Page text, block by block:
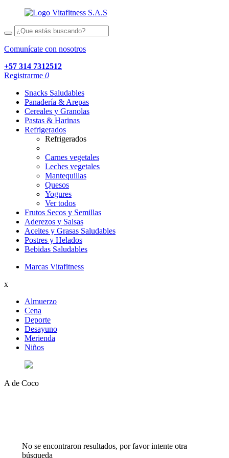
Comunícate con nosotros
+57 314 7312512
Registrarme 0
Snacks Saludables
Panadería & Arepas
Cereales y Granolas
Pastas & Harinas
Refrigerados
Refrigerados
Carnes vegetales
Leches vegetales
Mantequillas
Quesos
Yogures
Ver todos
Frutos Secos y Semillas
Aderezos y Salsas
Aceites y Grasas Saludables
Postres y Helados
Bebidas Saludables
Marcas Vitafitness
x
Almuerzo
Cena
Deporte
Desayuno
Merienda
Niños
A de Coco
No se encontraron resultados, por favor intente otra
búsqueda